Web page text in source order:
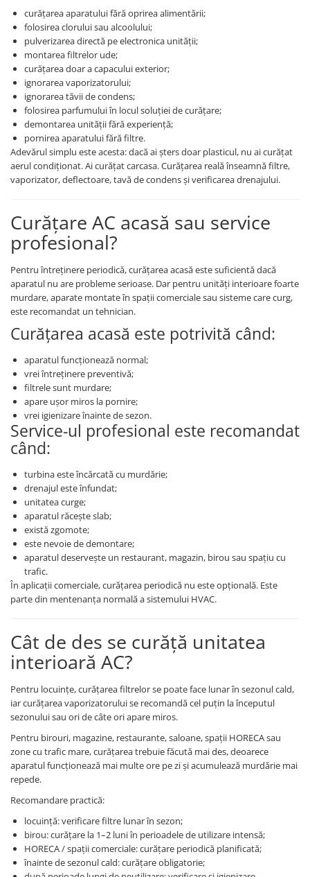
curățarea aparatului fără oprirea alimentării;
folosirea clorului sau alcoolului;
pulverizarea directă pe electronica unității;
montarea filtrelor ude;
curățarea doar a capacului exterior;
ignorarea vaporizatorului;
ignorarea tăvii de condens;
folosirea parfumului în locul soluției de curățare;
demontarea unității fără experiență;
pornirea aparatului fără filtre.
Adevărul simplu este acesta: dacă ai șters doar plasticul, nu ai curățat
aerul condiționat. Ai curățat carcasa. Curățarea reală înseamnă filtre,
vaporizator, deflectoare, tavă de condens și verificarea drenajului.
Curățare AC acasă sau service
profesional?
Pentru întreținere periodică, curățarea acasă este suficientă dacă
aparatul nu are probleme serioase. Dar pentru unități interioare foarte
murdare, aparate montate în spații comerciale sau sisteme care curg,
este recomandat un tehnician.
Curățarea acasă este potrivită când:
aparatul funcționează normal;
vrei întreținere preventivă;
filtrele sunt murdare;
apare ușor miros la pornire;
vrei igienizare înainte de sezon.
Service-ul profesional este recomandat
când:
turbina este încărcată cu murdărie;
drenajul este înfundat;
unitatea curge;
aparatul răcește slab;
există zgomote;
este nevoie de demontare;
aparatul deservește un restaurant, magazin, birou sau spațiu cu
trafic.
În aplicații comerciale, curățarea periodică nu este opțională. Este
parte din mentenanța normală a sistemului HVAC.
Cât de des se curăță unitatea
interioară AC?
Pentru locuințe, curățarea filtrelor se poate face lunar în sezonul cald,
iar curățarea vaporizatorului se recomandă cel puțin la începutul
sezonului sau ori de câte ori apare miros.
Pentru birouri, magazine, restaurante, saloane, spații HORECA sau
zone cu trafic mare, curățarea trebuie făcută mai des, deoarece
aparatul funcționează mai multe ore pe zi și acumulează murdărie mai
repede.
Recomandare practică:
locuință: verificare filtre lunar în sezon;
birou: curățare la 1–2 luni în perioadele de utilizare intensă;
HORECA / spații comerciale: curățare periodică planificată;
înainte de sezonul cald: curățare obligatorie;